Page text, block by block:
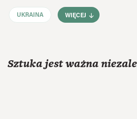
UKRAINA WIĘCEJ
Sztuka jest ważna